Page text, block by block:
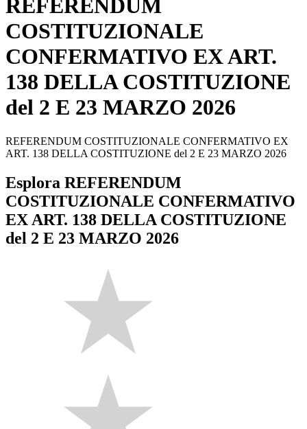
REFERENDUM
COSTITUZIONALE
CONFERMATIVO EX ART.
138 DELLA COSTITUZIONE
del 2 E 23 MARZO 2026
REFERENDUM COSTITUZIONALE CONFERMATIVO EX
ART. 138 DELLA COSTITUZIONE del 2 E 23 MARZO 2026
Esplora REFERENDUM
COSTITUZIONALE CONFERMATIVO
EX ART. 138 DELLA COSTITUZIONE
del 2 E 23 MARZO 2026